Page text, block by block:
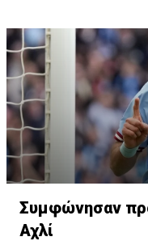
Συμφώνησαν
Αχλί